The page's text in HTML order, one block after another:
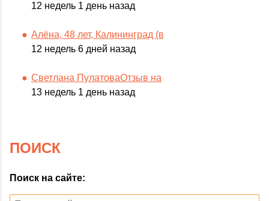
12 недель 1 день назад
Алёна, 48 лет, Калининград (в
12 недель 6 дней назад
Светлана ПулатоваОтзыв на
13 недель 1 день назад
ПОИСК
Поиск на сайте: